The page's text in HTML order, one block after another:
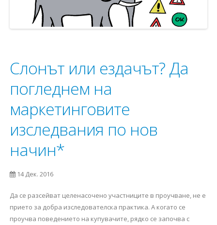
Слонът или ездачът? Да
погледнем на
маркетинговите
изследвания по нов
начин*
14 Дек. 2016
Да се разсейват целенасочено участниците в проучване, не е
прието за добра изследователска практика. А когато се
проучва поведението на купувачите, рядко се започва с